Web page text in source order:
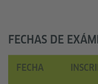
FECHAS DE
FECHA